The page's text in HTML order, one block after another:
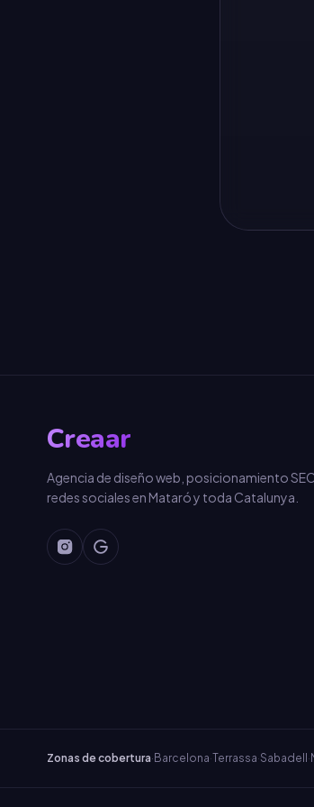
Creaar
Agencia de diseño web, posicionamiento
redes sociales en Mataró y toda Catalunya.
Zonas de cobertura· Barcelona·Terrassa·Sabadell ·